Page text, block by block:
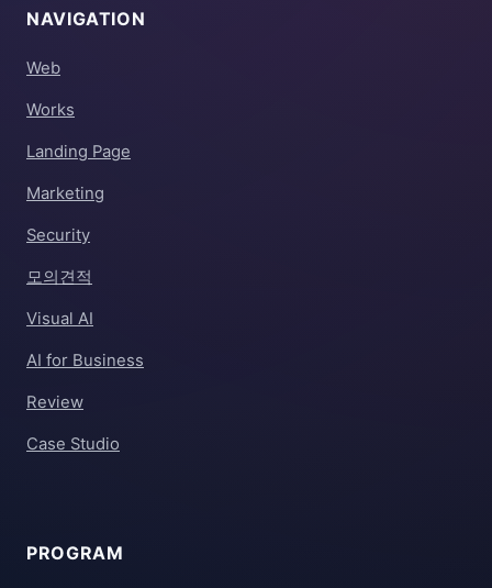
NAVIGATION
Web
Works
Landing Page
Marketing
Security
모의견적
Visual AI
AI for Business
Review
Case Studio
PROGRAM